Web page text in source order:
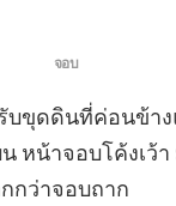
จอบ
บขุดดินที่ค่อนข้า
หน้าจอบโค้งเว้
กว่าจอบถาก